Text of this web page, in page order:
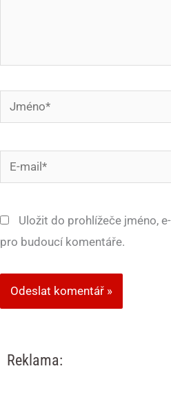
Jméno*
mail*
Uložit do prohlížeče jméno,
pro budoucí komentáře.
Reklama: